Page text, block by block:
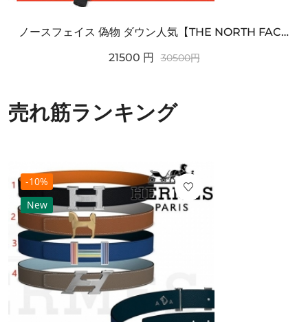
ノースフェイス 偽物 ダウン人気【THE NORTH FACE】M'S 7 SUMMIT HIM...
21500 円 30500円
売れ筋ランキング
-10%
New